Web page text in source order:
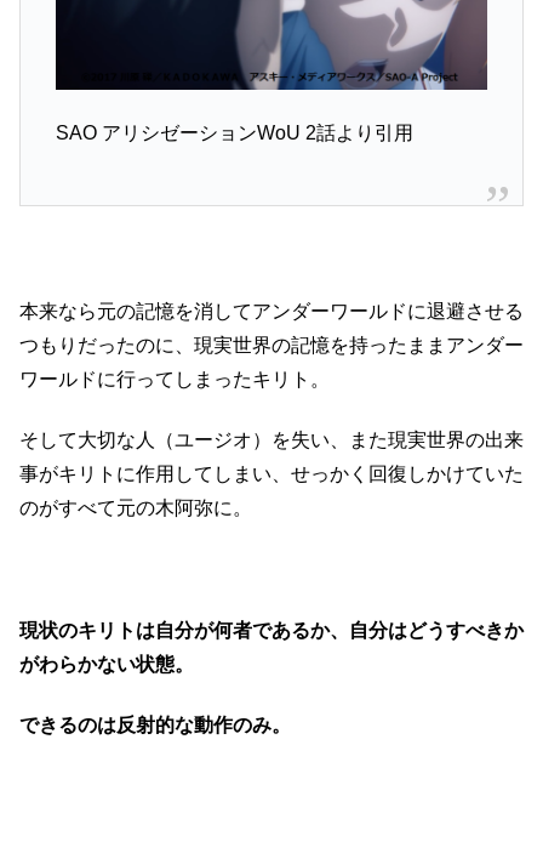
SAO アリシゼーションWoU 2話より引用
本来なら元の記憶を消してアンダーワールドに退避させる
つもりだったのに、現実世界の記憶を持ったままアンダー
ワールドに行ってしまったキリト。
そして大切な人（ユージオ）を失い、また現実世界の出来
事がキリトに作用してしまい、せっかく回復しかけていた
のがすべて元の木阿弥に。
現状のキリトは自分が何者であるか、自分はどうすべきか
がわらかない状態。
できるのは反射的な動作のみ。